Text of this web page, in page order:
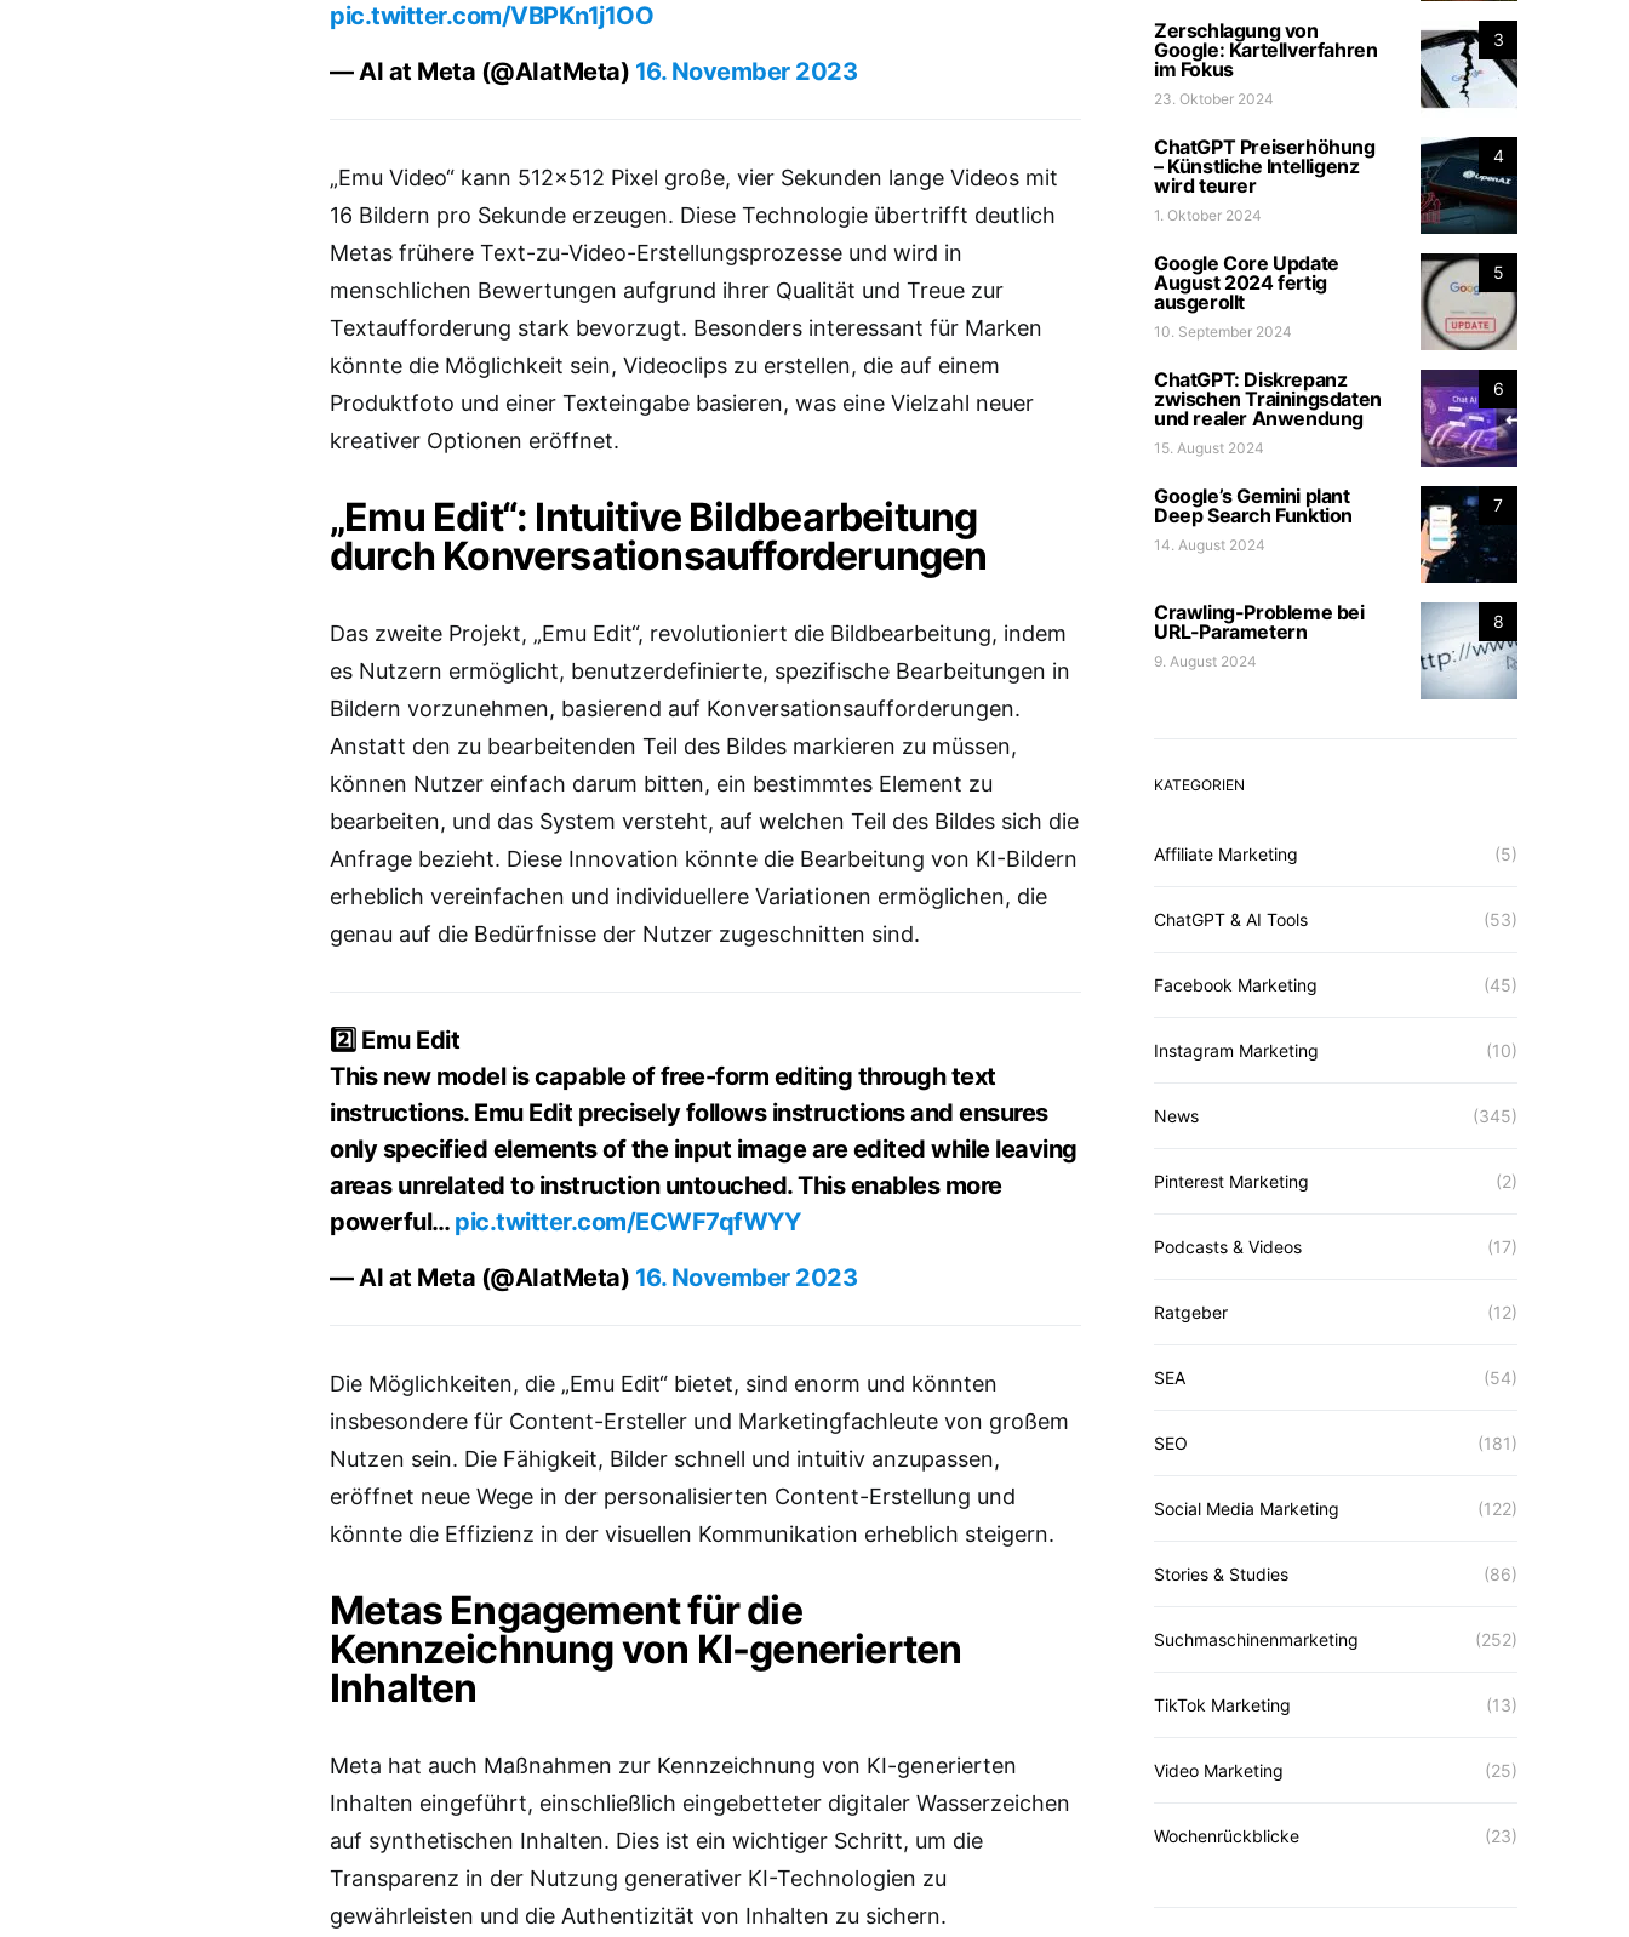
pic.twitter.com/VBPKn1j1OO
— AI at Meta (@AIatMeta) 16. November 2023
„Emu Video“ kann 512×512 Pixel große, vier Sekunden lange Videos mit
16 Bildern pro Sekunde erzeugen. Diese Technologie übertrifft deutlich
Metas frühere Text-zu-Video-Erstellungsprozesse und wird in
menschlichen Bewertungen aufgrund ihrer Qualität und Treue zur
Textaufforderung stark bevorzugt. Besonders interessant für Marken
könnte die Möglichkeit sein, Videoclips zu erstellen, die auf einem
Produktfoto und einer Texteingabe basieren, was eine Vielzahl neuer
kreativer Optionen eröffnet.
„Emu Edit“: Intuitive Bildbearbeitung
durch Konversationsaufforderungen
Das zweite Projekt, „Emu Edit“, revolutioniert die Bildbearbeitung, indem
es Nutzern ermöglicht, benutzerdefinierte, spezifische Bearbeitungen in
Bildern vorzunehmen, basierend auf Konversationsaufforderungen.
Anstatt den zu bearbeitenden Teil des Bildes markieren zu müssen,
können Nutzer einfach darum bitten, ein bestimmtes Element zu
bearbeiten, und das System versteht, auf welchen Teil des Bildes sich die
Anfrage bezieht. Diese Innovation könnte die Bearbeitung von KI-Bildern
erheblich vereinfachen und individuellere Variationen ermöglichen, die
genau auf die Bedürfnisse der Nutzer zugeschnitten sind.
2️⃣ Emu Edit
This new model is capable of free-form editing through text
instructions. Emu Edit precisely follows instructions and ensures
only specified elements of the input image are edited while leaving
areas unrelated to instruction untouched. This enables more
powerful… pic.twitter.com/ECWF7qfWYY
— AI at Meta (@AIatMeta) 16. November 2023
Die Möglichkeiten, die „Emu Edit“ bietet, sind enorm und könnten
insbesondere für Content-Ersteller und Marketingfachleute von großem
Nutzen sein. Die Fähigkeit, Bilder schnell und intuitiv anzupassen,
eröffnet neue Wege in der personalisierten Content-Erstellung und
könnte die Effizienz in der visuellen Kommunikation erheblich steigern.
Metas Engagement für die
Kennzeichnung von KI-generierten
Inhalten
Meta hat auch Maßnahmen zur Kennzeichnung von KI-generierten
Inhalten eingeführt, einschließlich eingebetteter digitaler Wasserzeichen
auf synthetischen Inhalten. Dies ist ein wichtiger Schritt, um die
Transparenz in der Nutzung generativer KI-Technologien zu
gewährleisten und die Authentizität von Inhalten zu sichern.
3
Zerschlagung von
Google: Kartellverfahren
im Fokus
23. Oktober 2024
4
ChatGPT Preiserhöhung
– Künstliche Intelligenz
wird teurer
1. Oktober 2024
5
Google Core Update
August 2024 fertig
ausgerollt
10. September 2024
6
ChatGPT: Diskrepanz
zwischen Trainingsdaten
und realer Anwendung
15. August 2024
7
Google’s Gemini plant
Deep Search Funktion
14. August 2024
8
Crawling-Probleme bei
URL-Parametern
9. August 2024
KATEGORIEN
Affiliate Marketing (5)
ChatGPT & AI Tools (53)
Facebook Marketing (45)
Instagram Marketing (10)
News (345)
Pinterest Marketing (2)
Podcasts & Videos (17)
Ratgeber (12)
SEA (54)
SEO (181)
Social Media Marketing (122)
Stories & Studies (86)
Suchmaschinenmarketing (252)
TikTok Marketing (13)
Video Marketing (25)
Wochenrückblicke (23)